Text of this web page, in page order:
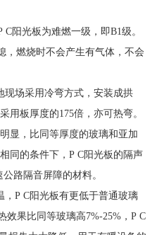
阳光板为难燃一级，即B1级。
，燃烧时不会产生有气体，不会
现场采用冷弯方式，安装成拱
用板厚度的175倍，亦可热弯。
显，比同等厚度的玻璃和亚加
同的条件下，P C阳光板的隔声
路隔音屏障的材料。
，P C阳光板有更低于普通玻璃
果比同等玻璃高7%-25%，P C